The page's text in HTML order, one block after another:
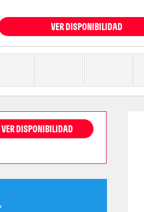
VER DISPONIBILIDAD
VER DISPONIBILIDAD